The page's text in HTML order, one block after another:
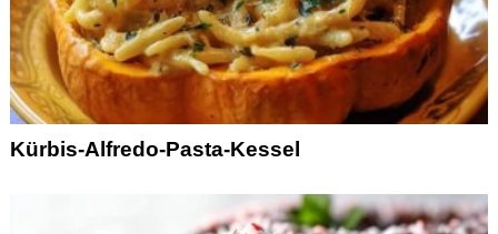
Kürbis-Alfredo-Pasta-Kessel